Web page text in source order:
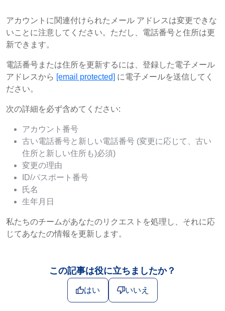
アカウントに関連付けられたメール アドレスは変更できな
いことに注意してください。ただし、電話番号と住所は更
新できます。
電話番号または住所を更新するには、登録した電子メール
アドレスから [email protected] に電子メールを送信してく
ださい。
次の詳細を必ず含めてください:
アカウント番号
古い電話番号と新しい電話番号 (変更に応じて、古い
住所と新しい住所も)必須)
変更の理由
ID/パスポート番号
氏名
生年月日
私たちのチームがあなたのリクエストを処理し、それに応
じてあなたの情報を更新します。
この記事は役に立ちましたか？
はい いいえ